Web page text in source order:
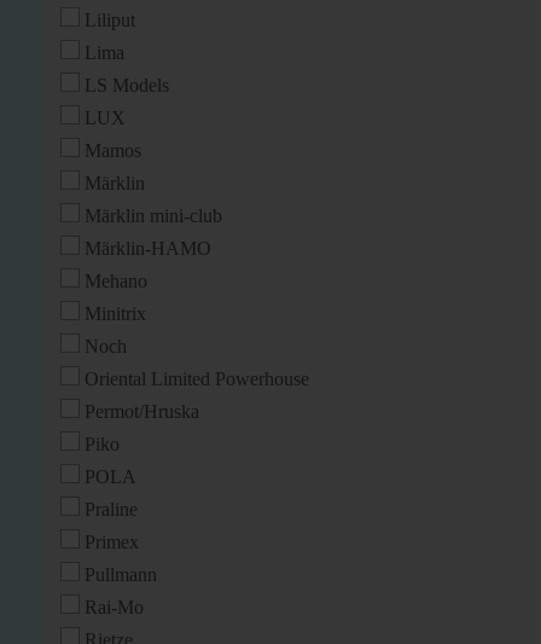
Liliput
Lima
LS Models
LUX
Mamos
Märklin
Märklin mini-club
Märklin-HAMO
Mehano
Minitrix
Noch
Oriental Limited Powerhouse
Permot/Hruska
Piko
POLA
Praline
Primex
Pullmann
Rai-Mo
Rietze